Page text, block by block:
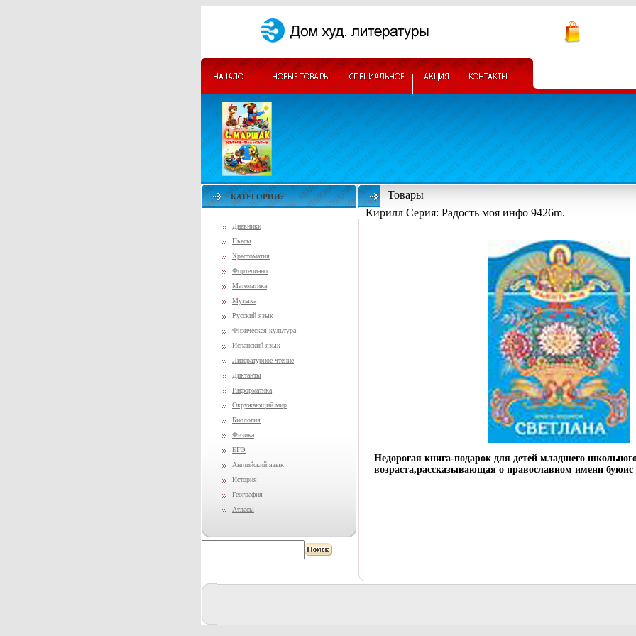
КАТЕГОРИИ:
Дневники
Пьесы
Хрестоматия
Фортепиано
Математика
Музыка
Русский язык
Физическая культура
Испанский язык
Литературное чтение
Диктанты
Информатика
Окружающий мир
Биология
Физика
ЕГЭ
Английский язык
История
География
Атласы
Товары
Кирилл Серия: Радость моя инфо 9426m.
Недорогая книга-подарок для детей младшего
возраста,рассказывающая о православном имени